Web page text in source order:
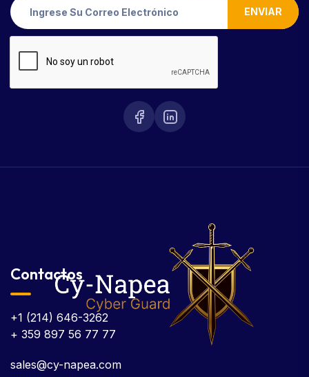
ENVIAR
Contactos
+1 (214) 646-3262
+ 359 897 56 77 77
sales@cy-napea.com